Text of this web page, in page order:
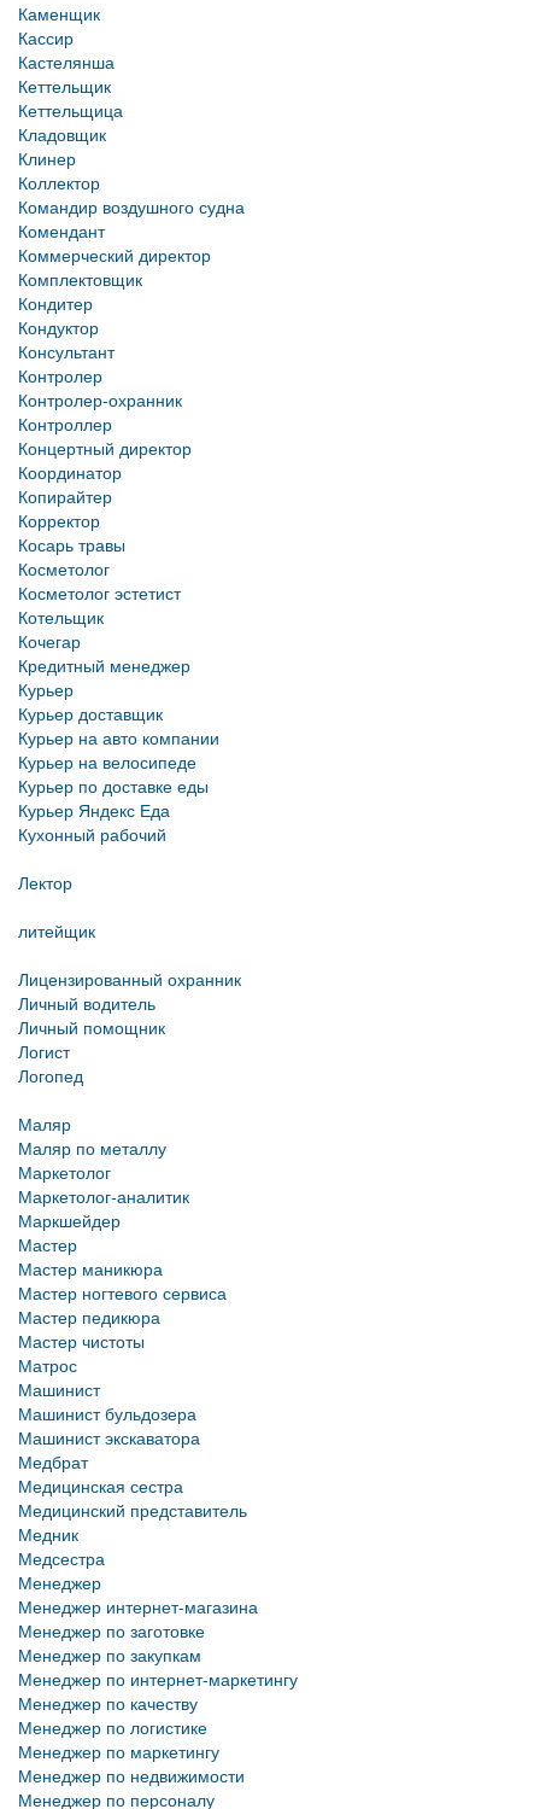
Каменщик
Кассир
Кастелянша
Кеттельщик
Кеттельщица
Кладовщик
Клинер
Коллектор
Командир воздушного судна
Комендант
Коммерческий директор
Комплектовщик
Кондитер
Кондуктор
Консультант
Контролер
Контролер-охранник
Контроллер
Концертный директор
Координатор
Копирайтер
Корректор
Косарь травы
Косметолог
Косметолог эстетист
Котельщик
Кочегар
Кредитный менеджер
Курьер
Курьер доставщик
Курьер на авто компании
Курьер на велосипеде
Курьер по доставке еды
Курьер Яндекс Еда
Кухонный рабочий
Лектор
литейщик
Лицензированный охранник
Личный водитель
Личный помощник
Логист
Логопед
Маляр
Маляр по металлу
Маркетолог
Маркетолог-аналитик
Маркшейдер
Мастер
Мастер маникюра
Мастер ногтевого сервиса
Мастер педикюра
Мастер чистоты
Матрос
Машинист
Машинист бульдозера
Машинист экскаватора
Медбрат
Медицинская сестра
Медицинский представитель
Медник
Медсестра
Менеджер
Менеджер интернет-магазина
Менеджер по заготовке
Менеджер по закупкам
Менеджер по интернет-маркетингу
Менеджер по качеству
Менеджер по логистике
Менеджер по маркетингу
Менеджер по недвижимости
Менеджер по персоналу